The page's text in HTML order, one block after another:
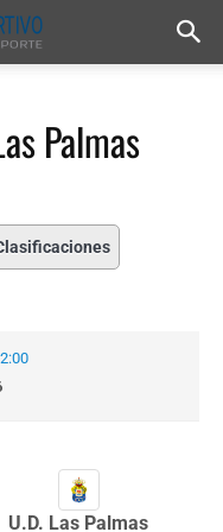
Palmas
U.D. Las Palmas